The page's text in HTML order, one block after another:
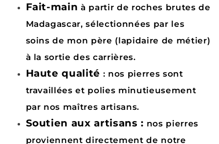
Fait-main à partir de roches brutes de
Madagascar, sélectionnées par les
soins de mon père (lapidaire de métier)
à la sortie des carrières.
Haute qualité : nos pierres sont
travaillées et polies minutieusement
par nos maîtres artisans.
Soutien aux artisans : nos pierres
proviennent directement de notre